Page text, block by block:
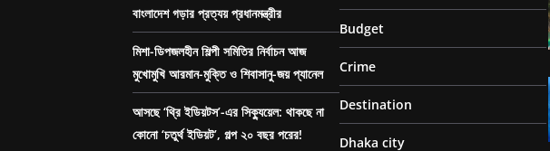
বাংলাদেশ গড়ার প্রত্যয় প্রধানমন্ত্রীর
মিশা-ডিপজলহীন শিল্পী সমিতির নির্বাচন আজ
মুখোমুখি আরমান-মুক্তি ও শিবাসানু-জয় প্যানেল
আসছে ‘থ্রি ইডিয়টস’-এর সিক্যুয়েল: থাকছে না
কোনো ‘চতুর্থ ইডিয়ট’, গল্প ২০ বছর পরের!
Budget
Crime
Destination
Dhaka city